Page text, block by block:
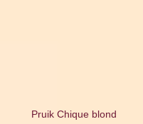
Pruik Chique blond